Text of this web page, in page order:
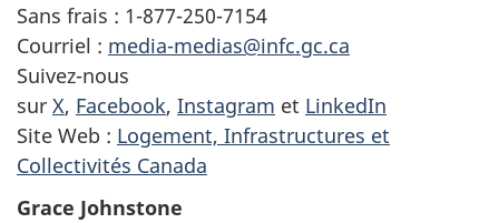
Sans frais : 1-877-250-7154
Courriel : media-medias@infc.gc.ca
Suivez-nous
sur X, Facebook, Instagram et LinkedIn
Site Web : Logement, Infrastructures et
Collectivités Canada
Grace Johnstone